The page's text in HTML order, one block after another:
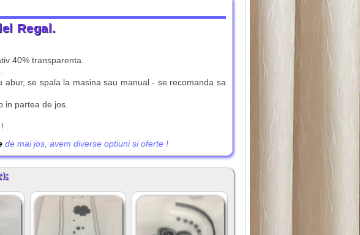
Regal.
40% transparenta.
abur, se spala la masina sau manual - se recomanda sa
in partea de jos.
de mai jos, avem diverse optiuni si oferte !